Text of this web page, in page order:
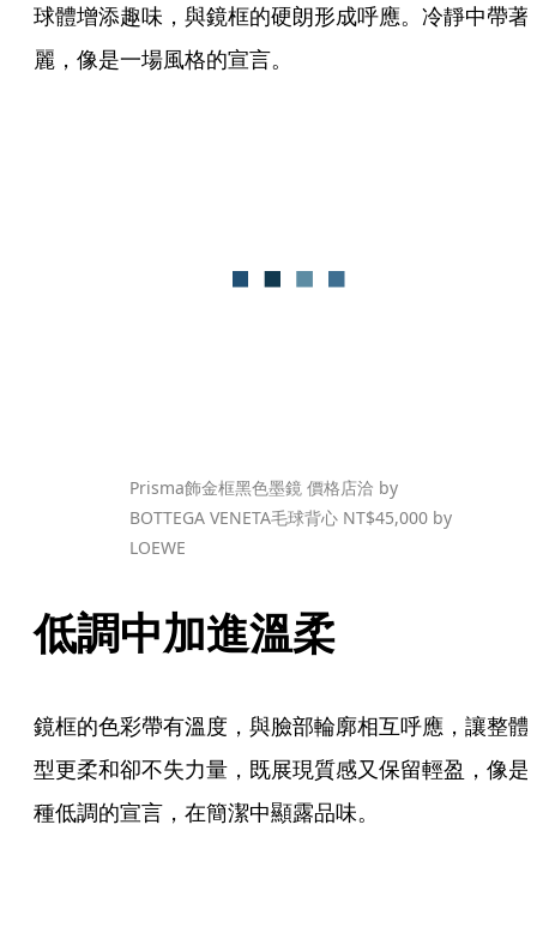
球體增添趣味，與鏡框的硬朗形成呼應。冷靜中帶著
麗，像是一場風格的宣言。
Prisma飾金框黑色墨鏡 價格店洽 by
BOTTEGA VENETA毛球背心 NT$45,000 by
LOEWE
低調中加進溫柔
鏡框的色彩帶有溫度，與臉部輪廓相互呼應，讓整體
型更柔和卻不失力量，既展現質感又保留輕盈，像是
種低調的宣言，在簡潔中顯露品味。